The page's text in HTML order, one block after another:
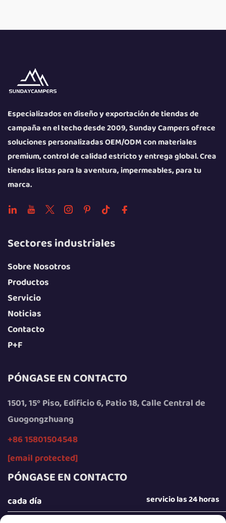
Especializados en diseño y exportación de tiendas de
campaña en el techo desde 2009, Sunday Campers ofrece
soluciones personalizadas OEM/ODM con materiales
premium, control de calidad estricto y entrega global. Crea
tiendas listas para la aventura, impermeables, para tu
marca.
Sectores industriales
Sobre Nosotros
Productos
Servicio
Noticias
Contacto
P+F
PÓNGASE EN CONTACTO
1501, 15º Piso, Edificio 6, Patio 18, Calle Central de
Guogongzhuang
+86 15801504548
[email protected]
PÓNGASE EN CONTACTO
cada día servicio las 24 horas